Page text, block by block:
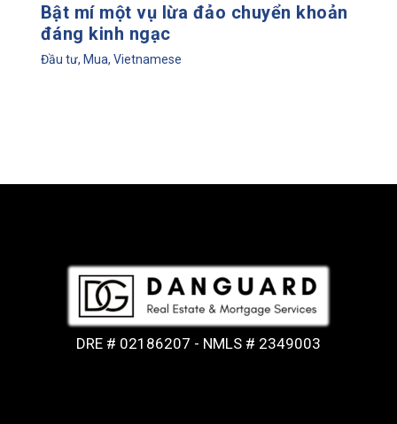
Bật mí một vụ lừa đảo chuyển khoản
đáng kinh ngạc
Đầu tư, Mua, Vietnamese
DRE # 02186207 - NMLS # 2349003